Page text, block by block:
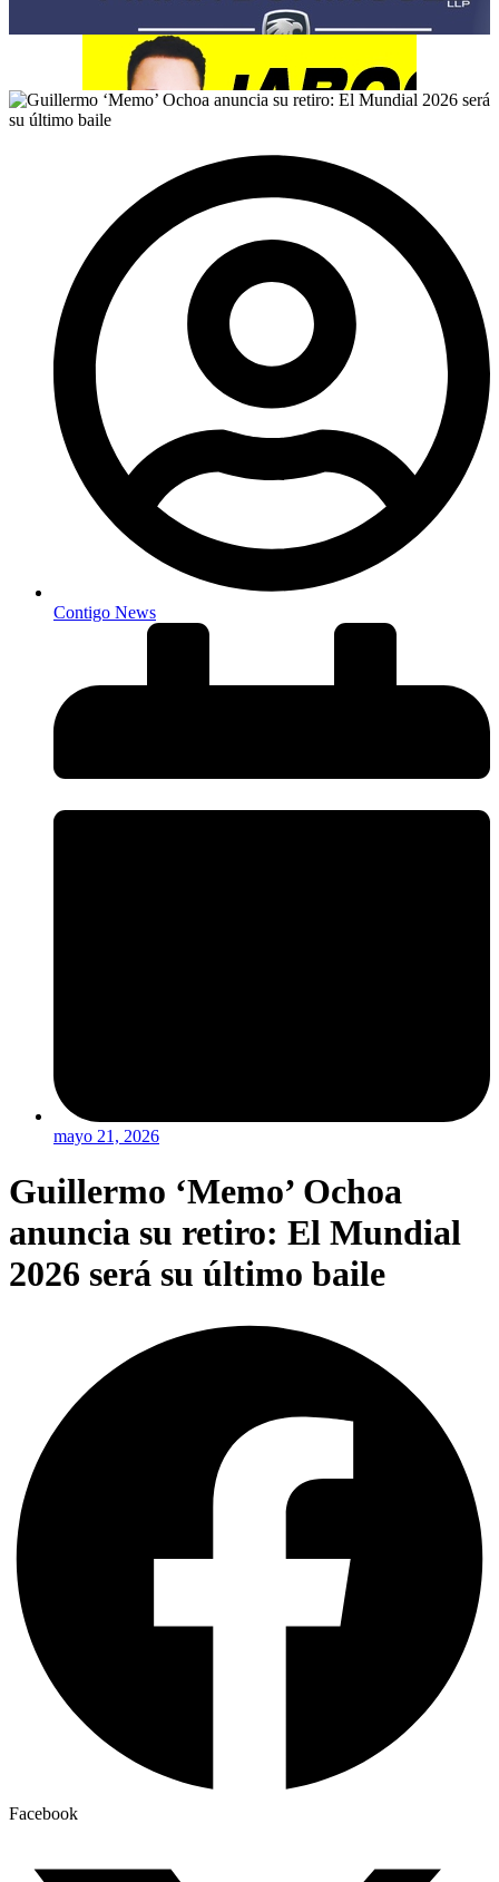
Contigo News
mayo 21, 2026
Guillermo ‘Memo’ Ochoa
anuncia su retiro: El Mundial
2026 será su último baile
Facebook